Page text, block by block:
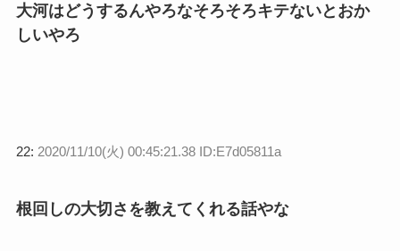
大河はどうするんやろなそろそろキテないとおか
しいやろ
22: 2020/11/10(火) 00:45:21.38 ID:E7d05811a
根回しの大切さを教えてくれる話やな